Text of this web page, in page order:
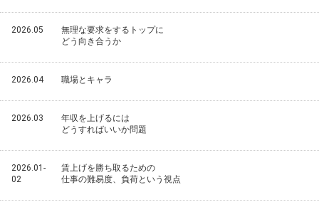
2026.05
無理な要求をするトップに
どう向き合うか
2026.04 職場とキャラ
2026.03
年収を上げるには
どうすればいいか問題
2026.01-
02
賃上げを勝ち取るための
仕事の難易度、負荷という視点